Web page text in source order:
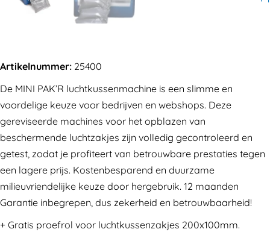
Artikelnummer: 25400
De MINI PAK’R luchtkussenmachine is een slimme en
voordelige keuze voor bedrijven en webshops. Deze
gereviseerde machines voor het opblazen van
beschermende luchtzakjes zijn volledig gecontroleerd en
getest, zodat je profiteert van betrouwbare prestaties tegen
een lagere prijs. Kostenbesparend en duurzame
milieuvriendelijke keuze door hergebruik. 12 maanden
Garantie inbegrepen, dus zekerheid en betrouwbaarheid!
+ Gratis proefrol voor luchtkussenzakjes 200x100mm.